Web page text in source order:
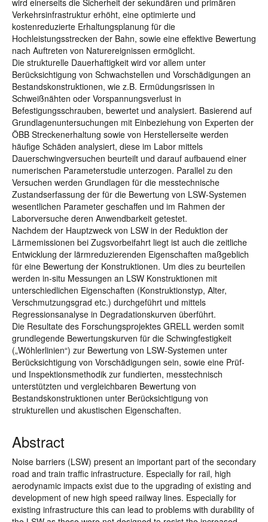
wird einerseits die Sicherheit der sekundären und primären
Verkehrsinfrastruktur erhöht, eine optimierte und
kostenreduzierte Erhaltungsplanung für die
Hochleistungsstrecken der Bahn, sowie eine effektive Bewertung
nach Auftreten von Naturereignissen ermöglicht.
Die strukturelle Dauerhaftigkeit wird vor allem unter
Berücksichtigung von Schwachstellen und Vorschädigungen an
Bestandskonstruktionen, wie z.B. Ermüdungsrissen in
Schweißnähten oder Vorspannungsverlust in
Befestigungsschrauben, bewertet und analysiert. Basierend auf
Grundlagenuntersuchungen mit Einbeziehung von Experten der
ÖBB Streckenerhaltung sowie von Herstellerseite werden
häufige Schäden analysiert, diese im Labor mittels
Dauerschwingversuchen beurteilt und darauf aufbauend einer
numerischen Parameterstudie unterzogen. Parallel zu den
Versuchen werden Grundlagen für die messtechnische
Zustandserfassung der für die Bewertung von LSW-Systemen
wesentlichen Parameter geschaffen und im Rahmen der
Laborversuche deren Anwendbarkeit getestet.
Nachdem der Hauptzweck von LSW in der Reduktion der
Lärmemissionen bei Zugsvorbeifahrt liegt ist auch die zeitliche
Entwicklung der lärmreduzierenden Eigenschaften maßgeblich
für eine Bewertung der Konstruktionen. Um dies zu beurteilen
werden in-situ Messungen an LSW Konstruktionen mit
unterschiedlichen Eigenschaften (Konstruktionstyp, Alter,
Verschmutzungsgrad etc.) durchgeführt und mittels
Regressionsanalyse in Degradationskurven überführt.
Die Resultate des Forschungsprojektes GRELL werden somit
grundlegende Bewertungskurven für die Schwingfestigkeit
(„Wöhlerlinien“) zur Bewertung von LSW-Systemen unter
Berücksichtigung von Vorschädigungen sein, sowie eine Prüf-
und Inspektionsmethodik zur fundierten, messtechnisch
unterstützten und vergleichbaren Bewertung von
Bestandskonstruktionen unter Berücksichtigung von
strukturellen und akustischen Eigenschaften.
Abstract
Noise barriers (LSW) present an important part of the secondary
road and train traffic infrastructure. Especially for rail, high
aerodynamic impacts exist due to the upgrading of existing and
development of new high speed railway lines. Especially for
existing infrastructure this can lead to problems with durability of